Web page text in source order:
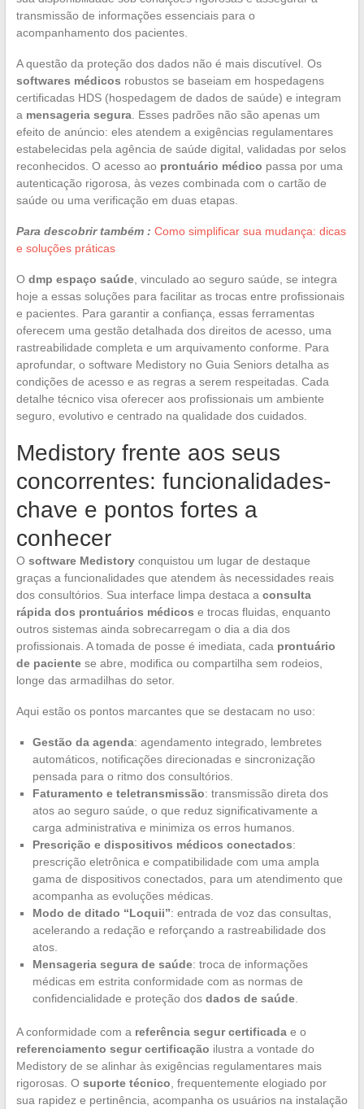
transmissão de informações essenciais para o
acompanhamento dos pacientes.
A questão da proteção dos dados não é mais discutível. Os
softwares médicos robustos se baseiam em hospedagens
certificadas HDS (hospedagem de dados de saúde) e integram
a mensageria segura. Esses padrões não são apenas um
efeito de anúncio: eles atendem a exigências regulamentares
estabelecidas pela agência de saúde digital, validadas por selos
reconhecidos. O acesso ao prontuário médico passa por uma
autenticação rigorosa, às vezes combinada com o cartão de
saúde ou uma verificação em duas etapas.
Para descobrir também : Como simplificar sua mudança: dicas
e soluções práticas
O dmp espaço saúde, vinculado ao seguro saúde, se integra
hoje a essas soluções para facilitar as trocas entre profissionais
e pacientes. Para garantir a confiança, essas ferramentas
oferecem uma gestão detalhada dos direitos de acesso, uma
rastreabilidade completa e um arquivamento conforme. Para
aprofundar, o software Medistory no Guia Seniors detalha as
condições de acesso e as regras a serem respeitadas. Cada
detalhe técnico visa oferecer aos profissionais um ambiente
seguro, evolutivo e centrado na qualidade dos cuidados.
Medistory frente aos seus
concorrentes: funcionalidades-
chave e pontos fortes a
conhecer
O software Medistoryconquistou um lugar de destaque
graças a funcionalidades que atendem às necessidades reais
dos consultórios. Sua interface limpa destaca a consulta
rápida dos prontuários médicos e trocas fluidas, enquanto
outros sistemas ainda sobrecarregam o dia a dia dos
profissionais. A tomada de posse é imediata, cada prontuário
de pacientese abre, modifica ou compartilha sem rodeios,
longe das armadilhas do setor.
Aqui estão os pontos marcantes que se destacam no uso:
Gestão da agenda: agendamento integrado, lembretes
automáticos, notificações direcionadas e sincronização
pensada para o ritmo dos consultórios.
Faturamento e teletransmissão: transmissão direta dos
atos ao seguro saúde, o que reduz significativamente a
carga administrativa e minimiza os erros humanos.
Prescrição e dispositivos médicos conectados:
prescrição eletrônica e compatibilidade com uma ampla
gama de dispositivos conectados, para um atendimento que
acompanha as evoluções médicas.
Modo de ditado “Loquii”: entrada de voz das consultas,
acelerando a redação e reforçando a rastreabilidade dos
atos.
Mensageria segura de saúde: troca de informações
médicas em estrita conformidade com as normas de
confidencialidade e proteção dos dados de saúde.
A conformidade com a referência segur certificadae o
referenciamento segur certificação ilustra a vontade do
Medistory de se alinhar às exigências regulamentares mais
rigorosas. O suporte técnico , frequentemente elogiado por
sua rapidez e pertinência, acompanha os usuários na instalação